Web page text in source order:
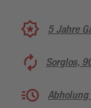
5 Jahre
Sorglos,